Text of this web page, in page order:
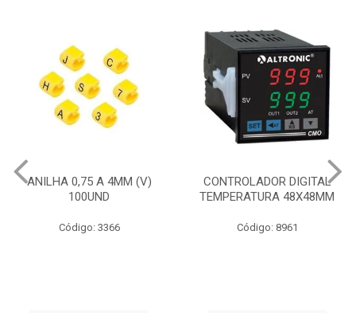
CONTROLADOR DIGITAL
TEMPERATURA 48X48MM
Código: 8961
RELE DE INTER SLIM 6A
1NAF COM BASE 24V
Código: 8638